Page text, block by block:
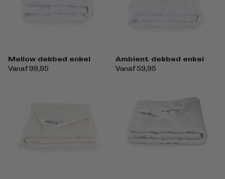
Mellow dekbed enkel
Normale
Vanaf 99,95
Ambient dekbed enkel
Normale
Vanaf 59,95